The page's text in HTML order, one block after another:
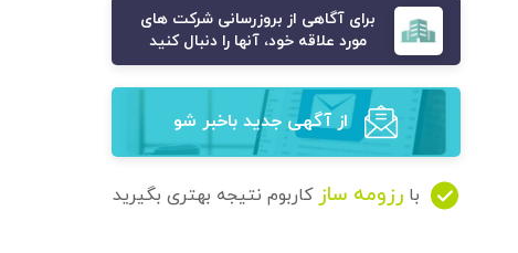
برای آگاهی از بروزرسانی شرکت های
مورد علاقه خود، آنها را دنبال کنید
از آگهی‌ جدید باخبر شو
با رزومه ساز کاربوم نتیجه بهتری بگیرید